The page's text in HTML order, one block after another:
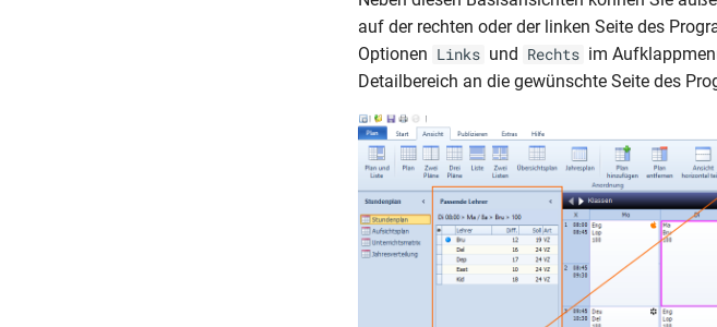
auf der rechten oder der linken Seite des
Optionen Links und Rechts im
Detailbereich an die gewünschte Seite des